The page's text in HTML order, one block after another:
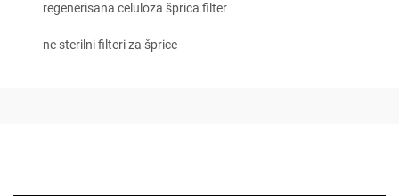
regenerisana celuloza šprica filter
ne sterilni filteri za šprice